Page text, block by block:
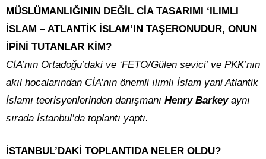
MÜSLÜMANLIĞININ DEĞİL CİA TASARIMI ‘ILIMLI
İSLAM – ATLANTİK İSLAM’IN TAŞERONUDUR, ONUN
İPİNİ TUTANLAR KİM?
CİA’nın Ortadoğu’daki ve ‘FETO/Gülen sevici’ ve PKK’nın
akıl hocalarından CİA’nın önemli ılımlı İslam yani Atlantik
İslamı teorisyenlerinden danışmanı Henry Barkeyaynı
sırada İstanbul’da toplantı yaptı.
İSTANBUL’DAKİ TOPLANTIDA NELER OLDU?